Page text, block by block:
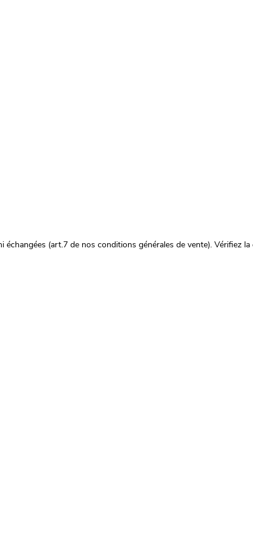
échangées (art.7 de nos conditions générales de vente). Vérifiez